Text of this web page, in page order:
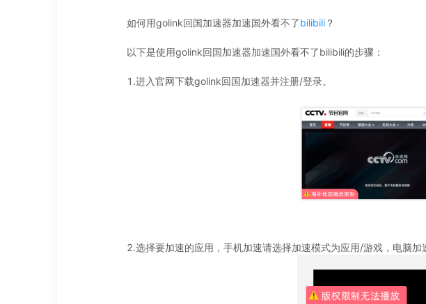
如何用golink回国加速器加速国外看不了bilibili ？
以下是使用golink回国加速器加速国外看不了bilibili的步骤：
1.进入官网下载golink回国加速器并注册/登录。
2.选择要加速的应用，手机加速请选择加速模式为应用/游戏，电脑加